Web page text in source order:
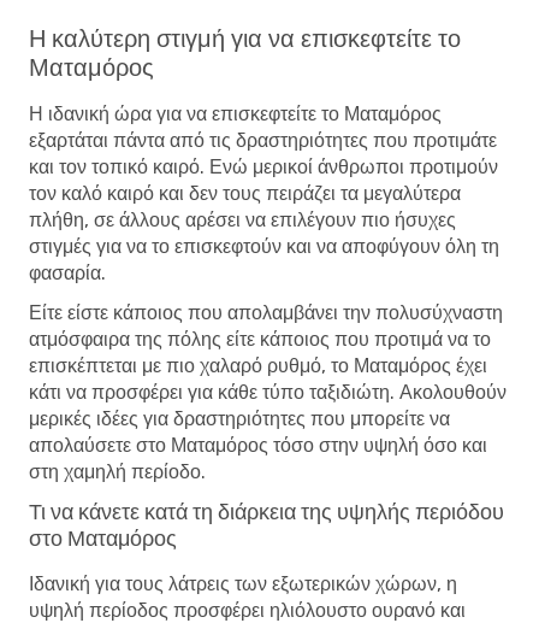
Η καλύτερη στιγμή για να επισκεφτείτε το
Ματαμόρος
Η ιδανική ώρα για να επισκεφτείτε το Ματαμόρος
εξαρτάται πάντα από τις δραστηριότητες που προτιμάτε
και τον τοπικό καιρό. Ενώ μερικοί άνθρωποι προτιμούν
τον καλό καιρό και δεν τους πειράζει τα μεγαλύτερα
πλήθη, σε άλλους αρέσει να επιλέγουν πιο ήσυχες
στιγμές για να το επισκεφτούν και να αποφύγουν όλη τη
φασαρία.
Είτε είστε κάποιος που απολαμβάνει την πολυσύχναστη
ατμόσφαιρα της πόλης είτε κάποιος που προτιμά να το
επισκέπτεται με πιο χαλαρό ρυθμό, το Ματαμόρος έχει
κάτι να προσφέρει για κάθε τύπο ταξιδιώτη. Ακολουθούν
μερικές ιδέες για δραστηριότητες που μπορείτε να
απολαύσετε στο Ματαμόρος τόσο στην υψηλή όσο και
στη χαμηλή περίοδο.
Τι να κάνετε κατά τη διάρκεια της υψηλής περιόδου
στο Ματαμόρος
Ιδανική για τους λάτρεις των εξωτερικών χώρων, η
υψηλή περίοδος προσφέρει ηλιόλουστο ουρανό και